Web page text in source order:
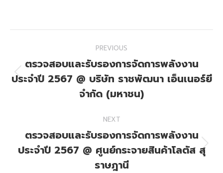
Facebook
X
PREVIOUS
Previous
post:
ตรวจสอบและรับรองการจัดการพลังงาน
ประจำปี 2567 @ บริษัท ราชพัฒนา เอ็นเนอร์ยี
จำกัด (มหาชน)
NEXT
Next
post:
ตรวจสอบและรับรองการจัดการพลังงาน
ประจำปี 2567 @ ศูนย์กระจายสินค้าโลตัส สุ
ราษฎานี